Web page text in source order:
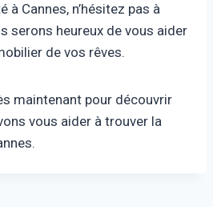
à Cannes, n’hésitez pas à
serons heureux de vous aider
de vos rêves.
maintenant pour découvrir
vous aider à trouver la